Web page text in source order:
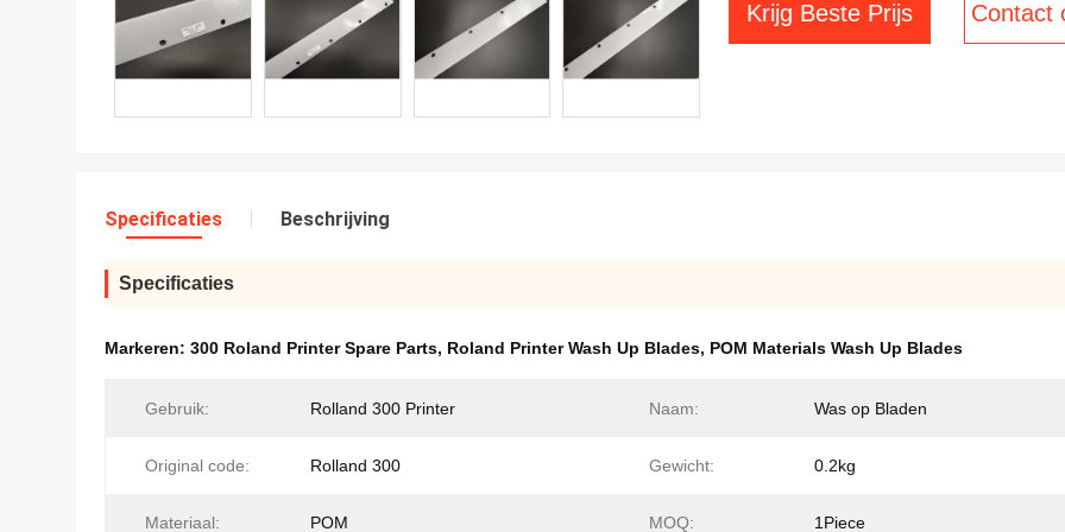
Krijg Beste Prijs Contact
Specificaties Beschrijving
Specificaties
Markeren: 300 Roland Printer Spare Parts, Roland Printer Wash Up Blades, POM Materials Wash Up Blades
Gebruik: Rolland 300 Printer Naam: Was op Bladen
Original code: Rolland 300 Gewicht: 0.2kg
Materiaal: POM MOQ: 1Piece